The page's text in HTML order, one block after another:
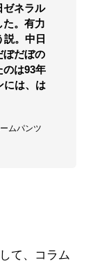
ゼネラル
た。有力
。中日
ぼだぼの
のは93年
には、は
ムパンツ
て、コラム